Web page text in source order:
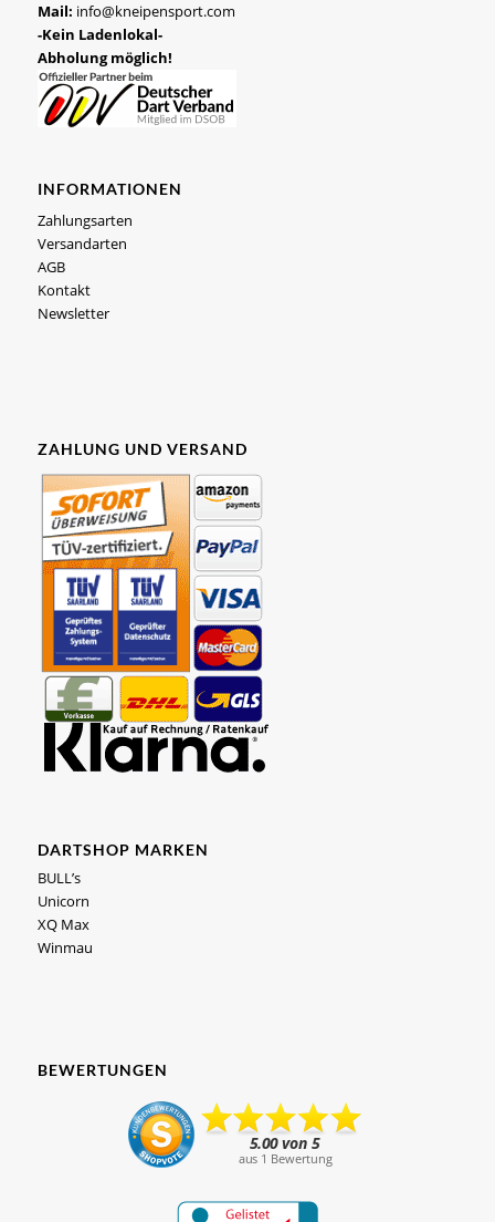
Mail: info@kneipensport.com
-Kein Ladenlokal-
Abholung möglich!
INFORMATIONEN
Zahlungsarten
Versandarten
AGB
Kontakt
Newsletter
ZAHLUNG UND VERSAND
DARTSHOP MARKEN
BULL’s
Unicorn
XQ Max
Winmau
BEWERTUNGEN